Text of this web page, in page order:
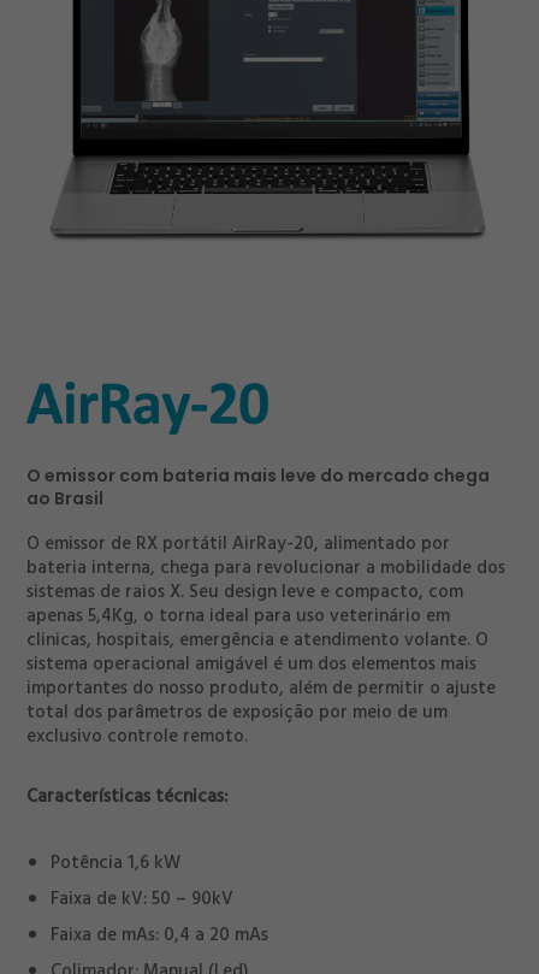
O emissor com bateria mais leve do mercado chega
ao Brasil
O emissor de RX portátil AirRay-20, alimentado por
bateria interna, chega para revolucionar a mobilidade dos
sistemas de raios X. Seu design leve e compacto, com
apenas 5,4Kg, o torna ideal para uso veterinário em
clinicas, hospitais, emergência e atendimento volante. O
sistema operacional amigável é um dos elementos mais
importantes do nosso produto, além de permitir o ajuste
total dos parâmetros de exposição por meio de um
exclusivo controle remoto.
Características técnicas:
Potência 1,6 kW
Faixa de kV: 50 – 90kV
Faixa de mAs: 0,4 a 20 mAs